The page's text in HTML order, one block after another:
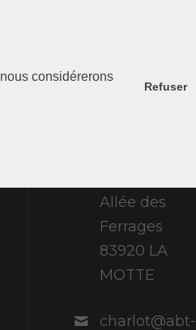
considérerons
Refuser
Nous
Allée des
Ferrages
83920 LA
MOTTE
charlot@abt-